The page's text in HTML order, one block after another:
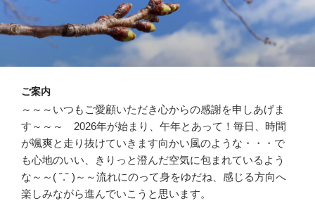
ご案内
～～～いつもご愛顧いただき心からの感謝を申しあげま
す～～～ 2026年が始まり、午年とあって！毎日、時間
が颯爽と走り抜けていきます向かい風のような・・・で
も心地のいい、きりっと澄んだ空気に包まれているよう
な～～( ˘.˘ )～～流れにのって身をゆだね、感じる方向へ
楽しみながら進んでいこうと思います。